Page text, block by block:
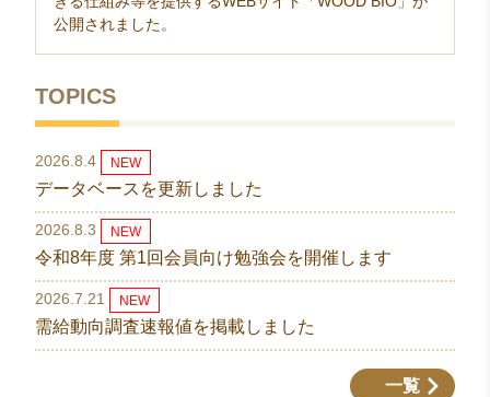
公開されました。
TOPICS
2026.8.4 NEW
データベースを更新しました
2026.8.3 NEW
令和8年度 第1回会員向け勉強会を開催します
2026.7.21 NEW
需給動向調査速報値を掲載しました
一覧